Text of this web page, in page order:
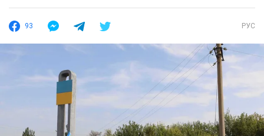
93 РУС